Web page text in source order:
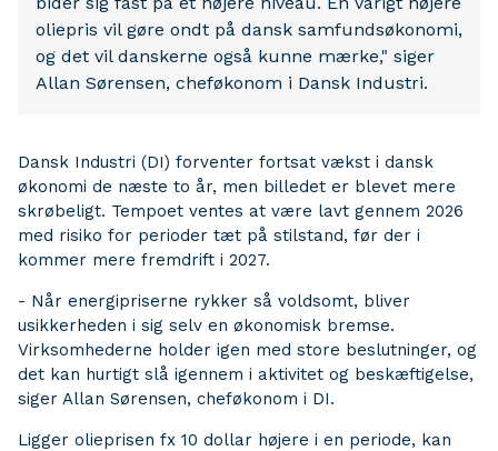
oliepris vil gøre ondt på dansk samfundsøkonomi,
og det vil danskerne også kunne mærke," siger
Allan Sørensen, cheføkonom i Dansk Industri.
Dansk Industri (DI) forventer fortsat vækst i dansk
økonomi de næste to år, men billedet er blevet mere
skrøbeligt. Tempoet ventes at være lavt gennem 2026
med risiko for perioder tæt på stilstand, før der i
kommer mere fremdrift i 2027.
- Når energipriserne rykker så voldsomt, bliver
usikkerheden i sig selv en økonomisk bremse.
Virksomhederne holder igen med store beslutninger, og
det kan hurtigt slå igennem i aktivitet og beskæftigelse,
siger Allan Sørensen, cheføkonom i DI.
Ligger olieprisen fx 10 dollar højere i en periode, kan